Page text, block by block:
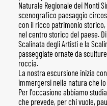
Naturale Regionale dei Monti
scenografico paesaggio
con il ricco patrimonio
nel centro storico del paese.
Scalinata degli Artisti e la
passeggiate ornate da
roccia.
La nostra escursione inizia
immergersi nella natura che
Per l'occasione abbiamo
che prevede, per chi vuole,